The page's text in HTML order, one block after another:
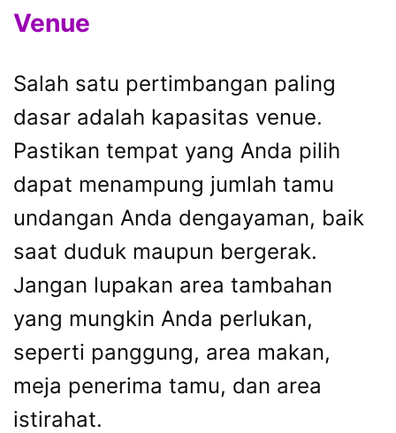
Venue
Salah satu pertimbangan paling
dasar adalah kapasitas venue.
Pastikan tempat yang Anda pilih
dapat menampung jumlah tamu
undangan Anda dengayaman, baik
saat duduk maupun bergerak.
Jangan lupakan area tambahan
yang mungkin Anda perlukan,
seperti panggung, area makan,
meja penerima tamu, dan area
istirahat.